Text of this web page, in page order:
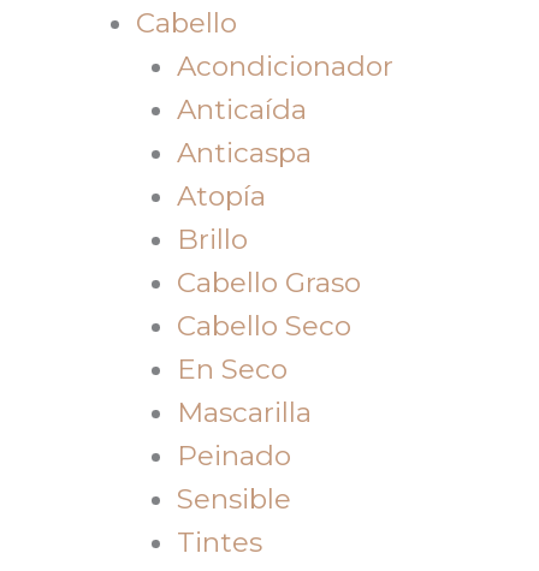
Cabello
Acondicionador
Anticaída
Anticaspa
Atopía
Brillo
Cabello Graso
Cabello Seco
En Seco
Mascarilla
Peinado
Sensible
Tintes